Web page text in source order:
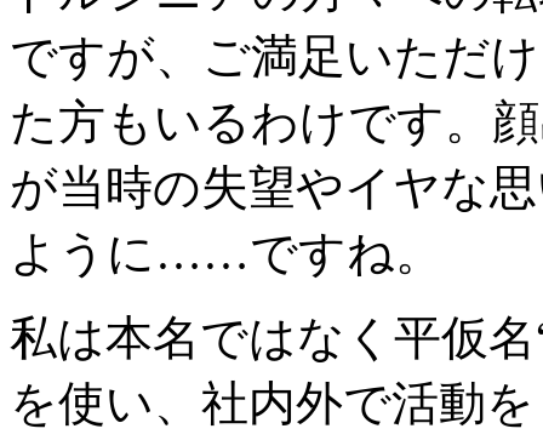
ですが、ご満足いただ
た方もいるわけです。
が当時の失望やイヤな
ように……ですね。
私は本名ではなく平仮
を使い、社内外で活動